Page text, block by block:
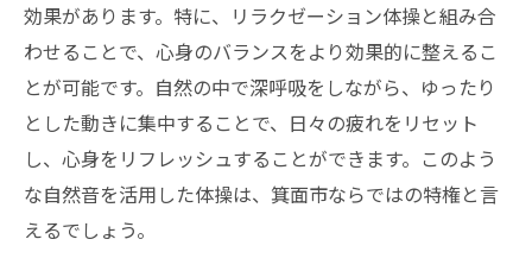
効果があります。特に、リラクゼーション体操と組み合
わせることで、心身のバランスをより効果的に整えるこ
とが可能です。自然の中で深呼吸をしながら、ゆったり
とした動きに集中することで、日々の疲れをリセット
し、心身をリフレッシュすることができます。このよう
な自然音を活用した体操は、箕面市ならではの特権と言
えるでしょう。